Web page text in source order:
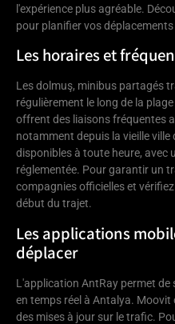
l'expérience plus agréable.
pour planifier vos
Les horaires et
Les dolmuş, minibus partagés
régulièrement le long de la
offrent des liaisons fréquentes
notamment depuis la vieille ville
disponibles à toute heure,
réglementée. Pour garantir un
compagnies officielles et
début du trajet.
Les applications
déplacer
L'application AntRay permet
en temps réel à Antalya.
des mises à jour sur le trafic.